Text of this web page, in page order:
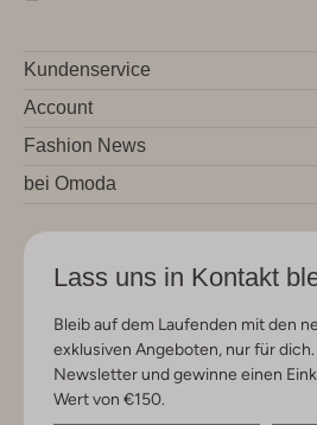
Kundenservice
Account
Fashion News
bei Omoda
Lass uns in Kontakt
Bleib auf dem Laufenden mit den
exklusiven Angeboten, nur für
Newsletter und gewinne einen
Wert von €150.